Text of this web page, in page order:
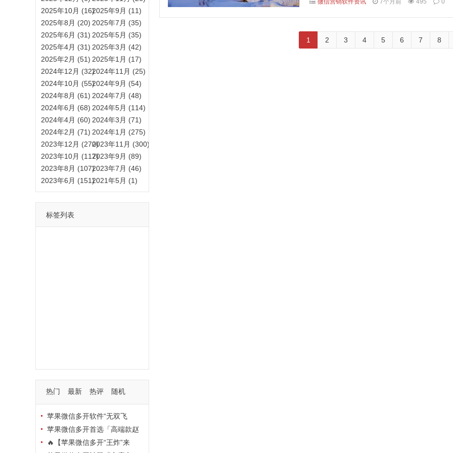
2025年10月 (16)2025年9月 (11)
2025年8月 (20) 2025年7月 (35)
2025年6月 (31) 2025年5月 (35)
2025年4月 (31) 2025年3月 (42)
2025年2月 (51) 2025年1月 (17)
2024年12月 (32)2024年11月 (25)
2024年10月 (55)2024年9月 (54)
2024年8月 (61) 2024年7月 (48)
2024年6月 (68) 2024年5月 (114)
2024年4月 (60) 2024年3月 (71)
2024年2月 (71) 2024年1月 (275)
2023年12月 (270)2023年11月 (300)
2023年10月 (117)2023年9月 (89)
2023年8月 (107)2023年7月 (46)
2023年6月 (151)2021年5月 (1)
标签列表
热门 最新 热评 随机
苹果微信多开软件“无双飞
将”深度评测：TF正式码+7天退
换，拍拍卡激活码商城正品保障
苹果微信多开首选「高端款赵
云」：TF正式码+斗战神8073
🔥【苹果微信多开“王炸”来
微信营销软件资讯 7个月前 495 0
1 2 3 4 5 6 7 8